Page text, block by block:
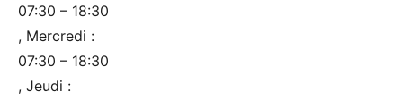
07:30 – 18:30
, Mercredi :
07:30 – 18:30
, Jeudi :